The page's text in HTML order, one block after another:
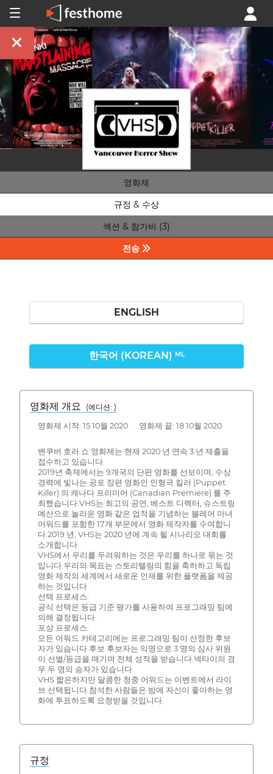
영화제
규정 & 수상
섹션 & 참가비 (3)
전송
ENGLISH
한국어 (KOREAN) ML
영화제 개요 (에디션: )
영화제 시작: 15 10월 2020 영화제 끝: 18 10월 2020
밴쿠버 호러 쇼 영화제는 현재 2020 년 연속 3 년 제출을
접수하고 있습니다.
2019년 축제에서는 9개국의 단편 영화를 선보이며, 수상
경력에 빛나는 공포 장편 영화인 인형극 킬러 (Puppet
Killer) 의 캐나다 프리미어 (Canadian Premiere) 를 주
최했습니다.VHS는 최고의 공연, 베스트 디렉터, 슈스트링
예산으로 놀라운 영화 같은 업적을 기념하는 블레어 마녀
어워드를 포함한 17개 부문에서 영화 제작자를 수여합니
다.2019 년, VHS는 2020 년에 계속 될 시나리오 대회를
소개합니다.
VHS에서 우리를 두려워하는 것은 우리를 하나로 묶는 것
입니다.우리의 목표는 스토리텔링의 힘을 축하하고 독립
영화 제작의 세계에서 새로운 인재를 위한 플랫폼을 제공
하는 것입니다.
선택 프로세스:
공식 선택은 등급 기준 평가를 사용하여 프로그래밍 팀에
의해 결정됩니다.
포상 프로세스:
모든 어워드 카테고리에는 프로그래밍 팀이 선정한 후보
자가 있습니다.후보 후보자는 익명으로 3 명의 심사 위원
이 선별/등급을 매기며 전체 성적을 받습니다.넥타이의 경
우 두 명의 승자가 있습니다.
VHS 짧은하지만 달콤한 청중 어워드는 이벤트에서 라이
브 선택됩니다.참석한 사람들은 밤에 자신이 좋아하는 영
화에 투표하도록 요청받을 것입니다.
규정